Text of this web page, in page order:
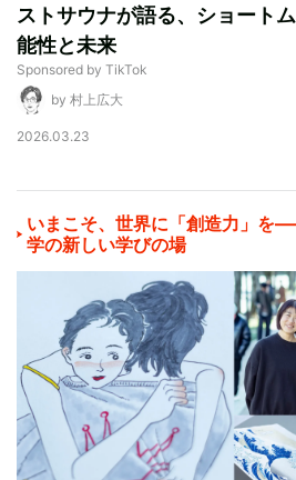
ストサウナが語る、ショート
能性と未来
Sponsored by TikTok
by 村上広大
2026.03.23
いまこそ、世界に「創造力」を
学の新しい学びの場